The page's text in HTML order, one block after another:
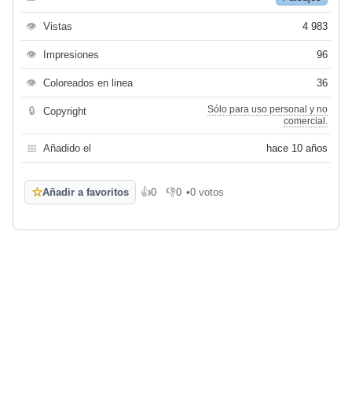
👁 Vistas 4 983
👁 Impresiones 96
👁 Coloreados en linea 36
🔒 Copyright
Sólo para uso personal y no
comercial.
📅 Añadido el hace 10 años
☆Añadir a favoritos 👍0
Me gusta
👎0
No me gusta
•0 votos